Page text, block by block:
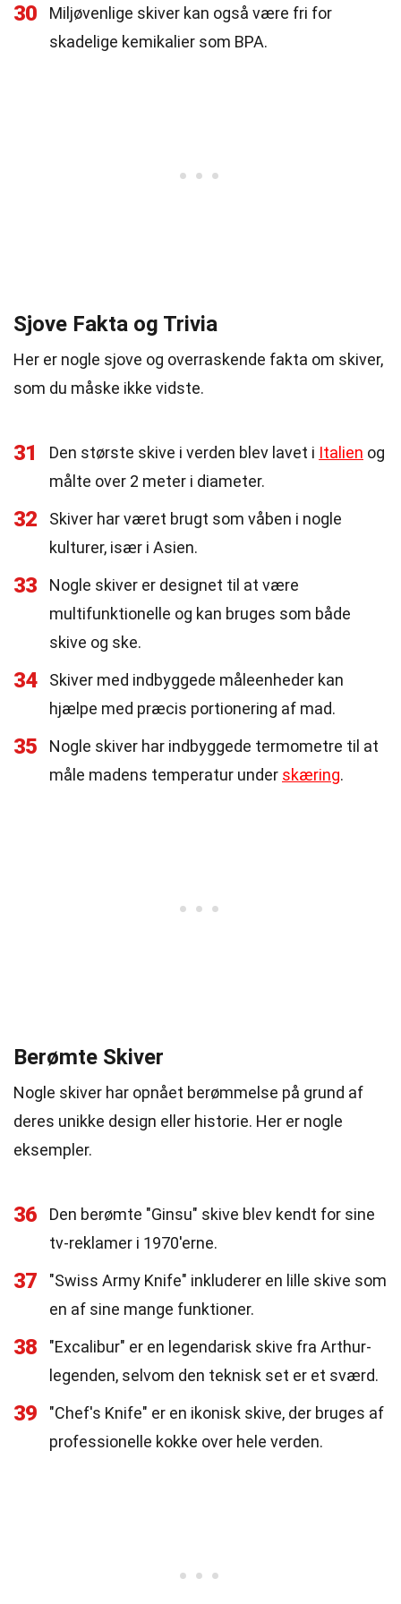
30
Miljøvenlige skiver kan også være fri for
skadelige kemikalier som BPA.
Sjove Fakta og Trivia
Her er nogle sjove og overraskende fakta om skiver,
som du måske ikke vidste.
31 Den største skive i verden blev lavet i Italien og
målte over 2 meter i diameter.
32
Skiver har været brugt som våben i nogle
kulturer, især i Asien.
33
Nogle skiver er designet til at være
multifunktionelle og kan bruges som både
skive og ske.
34
Skiver med indbyggede måleenheder kan
hjælpe med præcis portionering af mad.
35
Nogle skiver har indbyggede termometre til at
måle madens temperatur under skæring.
Berømte Skiver
Nogle skiver har opnået berømmelse på grund af
deres unikke design eller historie. Her er nogle
eksempler.
36
Den berømte "Ginsu" skive blev kendt for sine
tv-reklamer i 1970'erne.
37
"Swiss Army Knife" inkluderer en lille skive som
en af sine mange funktioner.
38
"Excalibur" er en legendarisk skive fra Arthur-
legenden, selvom den teknisk set er et sværd.
39
"Chef's Knife" er en ikonisk skive, der bruges af
professionelle kokke over hele verden.